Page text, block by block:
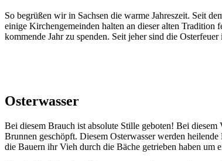
So begrüßen wir in Sachsen die warme Jahreszeit. Seit
einige Kirchengemeinden halten an dieser alten
kommende Jahr zu spenden. Seit jeher sind die
Osterwasser
Bei diesem Brauch ist absolute Stille geboten! Bei
Brunnen geschöpft. Diesem Osterwasser werden
die Bauern ihr Vieh durch die Bäche getrieben haben um